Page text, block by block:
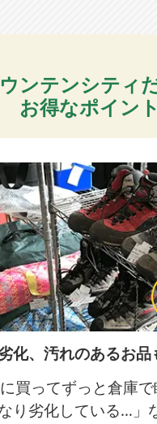
ンテンシティ
お得なポイント
化、汚れのあるお品
に買ってずっと倉庫
り劣化している…」